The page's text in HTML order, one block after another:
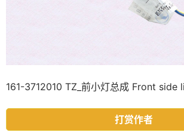
161-3712010 TZ_前小灯总成 Front side
打赏作者